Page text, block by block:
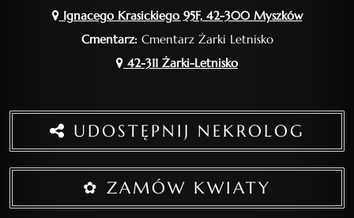
Ignacego Krasickiego 95F, 42-300 Myszków
Cmentarz:Cmentarz Żarki Letnisko
42-311 Żarki-Letnisko
UDOSTĘPNIJ NEKROLOG
✿ ZAMÓW KWIATY